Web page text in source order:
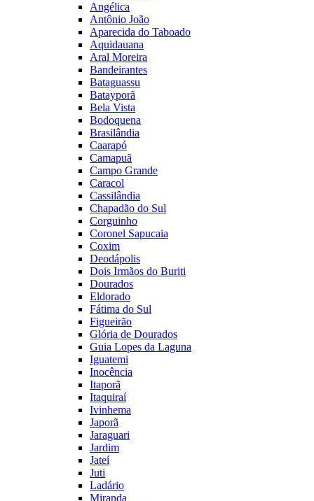
Angélica
Antônio João
Aparecida do Taboado
Aquidauana
Aral Moreira
Bandeirantes
Bataguassu
Batayporã
Bela Vista
Bodoquena
Brasilândia
Caarapó
Camapuã
Campo Grande
Caracol
Cassilândia
Chapadão do Sul
Corguinho
Coronel Sapucaia
Coxim
Deodápolis
Dois Irmãos do Buriti
Dourados
Eldorado
Fátima do Sul
Figueirão
Glória de Dourados
Guia Lopes da Laguna
Iguatemi
Inocência
Itaporã
Itaquiraí
Ivinhema
Japorã
Jaraguari
Jardim
Jateí
Juti
Ladário
Miranda